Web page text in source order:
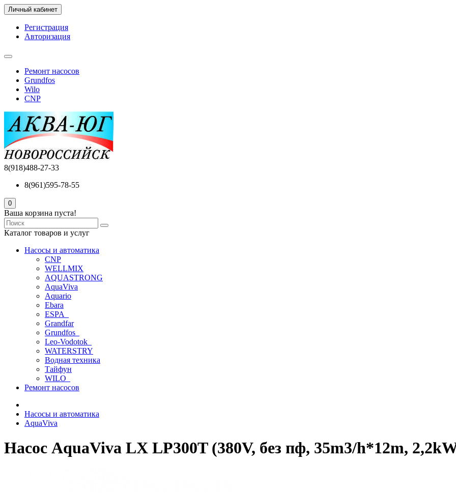
Личный кабинет
Регистрация
Авторизация
Ремонт насосов
Grundfos
Wilo
CNP
8(918)488-27-33
8(961)595-78-55
0
Ваша корзина пуста!
Каталог товаров и услуг
Насосы и автоматика
CNP
WELLMIX
AQUASTRONG
AquaViva
Aquario
Ebara
ESPA_
Grandfar
Grundfos_
Leo-Vodotok_
WATERSTRY
Водная техника
Тайфун
WILO_
Ремонт насосов
Насосы и автоматика
AquaViva
Насос AquaViva LX LP300T (380V, без пф, 35m3/h*12m,